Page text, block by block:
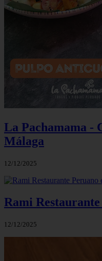
La Pachamama -
Málaga
12/12/2025
Rami
12/12/2025